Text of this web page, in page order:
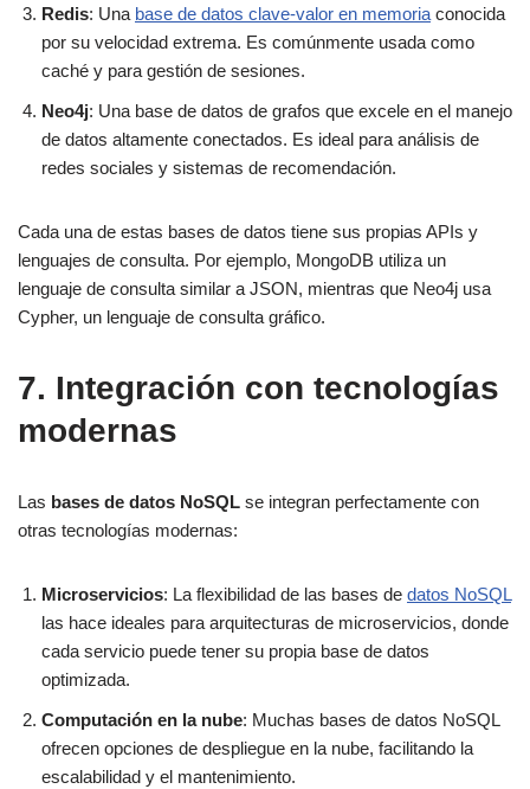
Redis: Una base de datos clave-valor en memoria conocida
por su velocidad extrema. Es comúnmente usada como
caché y para gestión de sesiones.
Neo4j: Una base de datos de grafos que excele en el manejo
de datos altamente conectados. Es ideal para análisis de
redes sociales y sistemas de recomendación.
Cada una de estas bases de datos tiene sus propias APIs y
lenguajes de consulta. Por ejemplo, MongoDB utiliza un
lenguaje de consulta similar a JSON, mientras que Neo4j usa
Cypher, un lenguaje de consulta gráfico.
7. Integración con tecnologías
modernas
Las bases de datos NoSQL se integran perfectamente con
otras tecnologías modernas:
Microservicios: La flexibilidad de las bases de datos NoSQL
las hace ideales para arquitecturas de microservicios, donde
cada servicio puede tener su propia base de datos
optimizada.
Computación en la nube: Muchas bases de datos NoSQL
ofrecen opciones de despliegue en la nube, facilitando la
escalabilidad y el mantenimiento.